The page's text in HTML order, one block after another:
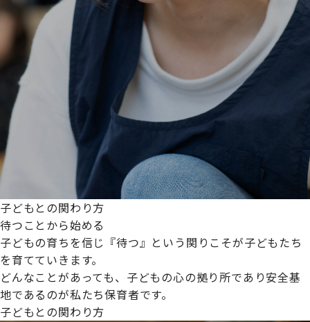
子どもとの関わり方
待つことから始める
子どもの育ちを信じ『待つ』という関りこそが子どもたち
を育てていきます。
どんなことがあっても、子どもの心の拠り所であり安全基
地であるのが私たち保育者です。
子どもとの関わり方